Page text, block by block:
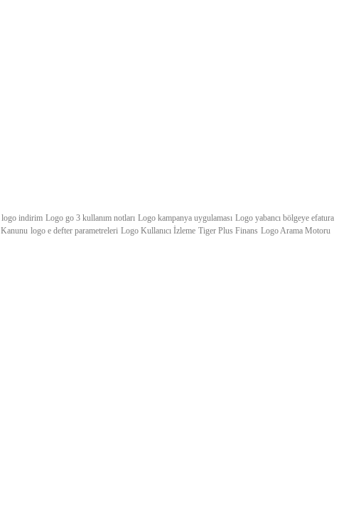
logo indirim Logo go 3 kullanım notları Logo kampanya uygulaması Logo yabancı bölgeye efatura
logo e defter parametreleri Logo Kullanıcı İzleme Tiger Plus Finans Logo Arama Motoru